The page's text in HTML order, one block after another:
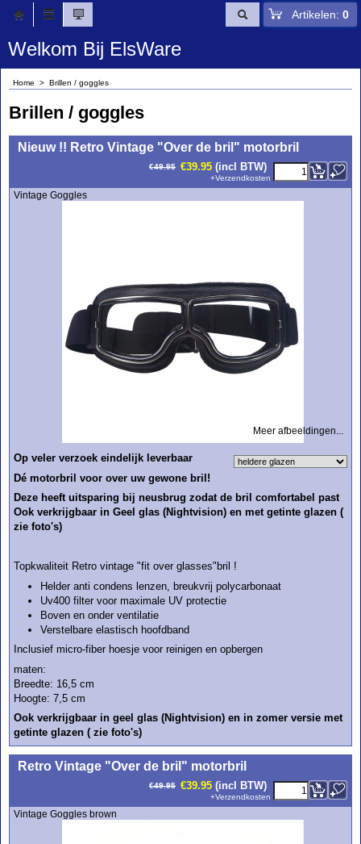
Artikelen: 0
Welkom Bij ElsWare
Home > Brillen / goggles
Brillen / goggles
<!-- MakeFullWidth0 --><!-- MakeFullWidth1 --><!-- MakeFullWidth2 --><!-- MakeFullWidth3 --><!-- MakeFullWidth4 --><!-- MakeFullWidth5 --><!-- MakeFullWidth6 --><!-- MakeFullWidth7 --><!-- MakeFullWidth8 --><!-- MakeFullWidth9 --><!-- MakeFullWidth10 --><!-- MakeFullWidth11 --><!-- MakeFullWidth12 --><!-- MakeFullWidth13 --><!-- MakeFullWidth14 --><!-- MakeFullWidth15 --><!-- MakeFullWidth16 --><!-- MakeFullWidth17 --><!-- MakeFullWidth18 --><!-- MakeFullWidth19 -->
Nieuw !! Retro Vintage "Over de bril" motorbril
€49.95 €39.95 (incl BTW)
+Verzendkosten
Vintage Goggles
Meer afbeeldingen...
Op veler verzoek eindelijk leverbaar
Dé motorbril voor over uw gewone bril!
Deze heeft uitsparing bij neusbrug zodat de bril comfortabel past
Ook verkrijgbaar in Geel glas (Nightvision) en met getinte glazen (
zie foto's)
Topkwaliteit Retro vintage "fit over glasses"bril !
Helder anti condens lenzen, breukvrij polycarbonaat
Uv400 filter voor maximale UV protectie
Boven en onder ventilatie
Verstelbare elastisch hoofdband
Inclusief micro-fiber hoesje voor reinigen en opbergen
maten:
Breedte: 16,5 cm
Hoogte: 7,5 cm
Ook verkrijgbaar in geel glas (Nightvision) en in zomer versie met
getinte glazen ( zie foto's)
<!-- MakeFullWidth0 --><!-- MakeFullWidth1 --><!-- MakeFullWidth2 --><!-- MakeFullWidth3 --><!-- MakeFullWidth4 --><!-- MakeFullWidth5 --><!-- MakeFullWidth6 --><!-- MakeFullWidth7 --><!-- MakeFullWidth8 --><!-- MakeFullWidth9 --><!-- MakeFullWidth10 --><!-- MakeFullWidth11 --><!-- MakeFullWidth12 --><!-- MakeFullWidth13 --><!-- MakeFullWidth14 --><!-- MakeFullWidth15 --><!-- MakeFullWidth16 --><!-- MakeFullWidth17 --><!-- MakeFullWidth18 --><!-- MakeFullWidth19 -->
Retro Vintage "Over de bril" motorbril
€49.95 €39.95 (incl BTW)
+Verzendkosten
Vintage Goggles brown